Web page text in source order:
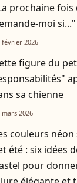
prochaine fois
moi si..."
février 2026
figure du
sa chienne
mars 2026
couleurs
été : six idées
pour